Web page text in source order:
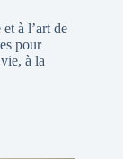
à l’art de
pour
à la